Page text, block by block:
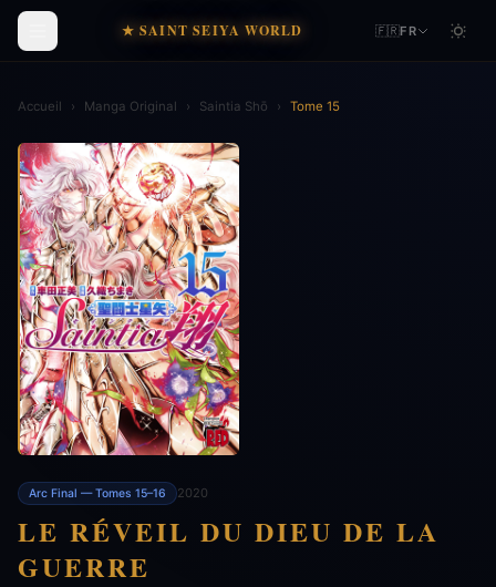
★ SAINT SEIYA WORLD 🇫🇷FR
Accueil › Manga Original › Saintia Shō › Tome 15
Arc Final — Tomes 15–16 2020
LE RÉVEIL DU DIEU DE LA
GUERRE